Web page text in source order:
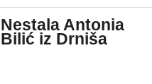
Nestala Antonia
Bilić iz Drniša